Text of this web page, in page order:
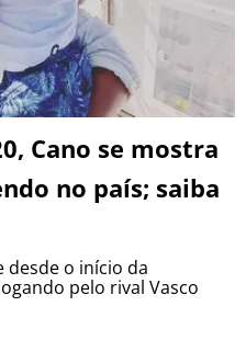
Cano se mostra
no país; saiba
desde o início da
pelo rival Vasco